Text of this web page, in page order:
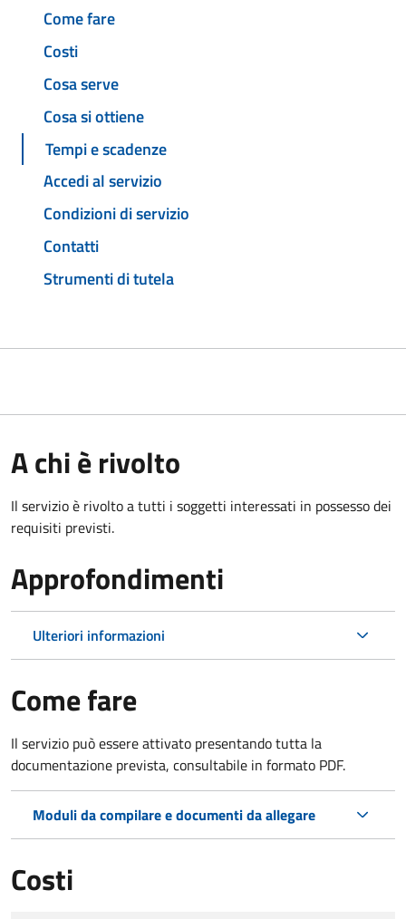
Come fare
Costi
Cosa serve
Cosa si ottiene
Tempi e scadenze
Accedi al servizio
Condizioni di servizio
Contatti
Strumenti di tutela
A chi è rivolto
Il servizio è rivolto a tutti i soggetti interessati in possesso dei
requisiti previsti.
Approfondimenti
Ulteriori informazioni
Come fare
Il servizio può essere attivato presentando tutta la
documentazione prevista, consultabile in formato PDF.
Moduli da compilare e documenti da allegare
Costi